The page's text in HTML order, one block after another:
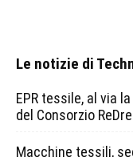
Le notizie di
EPR tessile, al via
del Consorzio
Macchine tessili,